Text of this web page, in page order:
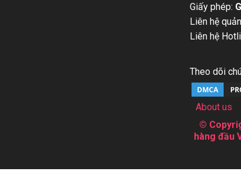
Giấy phép:
Liên hệ
Liên hệ
Theo dõi
About us
©
hàng đầu